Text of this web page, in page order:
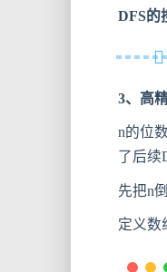
DFS的
3、高
n的位
了后续
先把n
定义数